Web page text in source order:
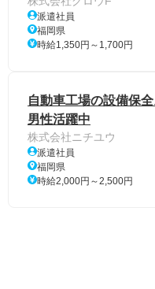
派遣社員
福岡県
時給1,350円～1,700円
自動車工場の設備保
男性活躍中
株式会社ニチユウ
派遣社員
福岡県
時給2,000円～2,500円